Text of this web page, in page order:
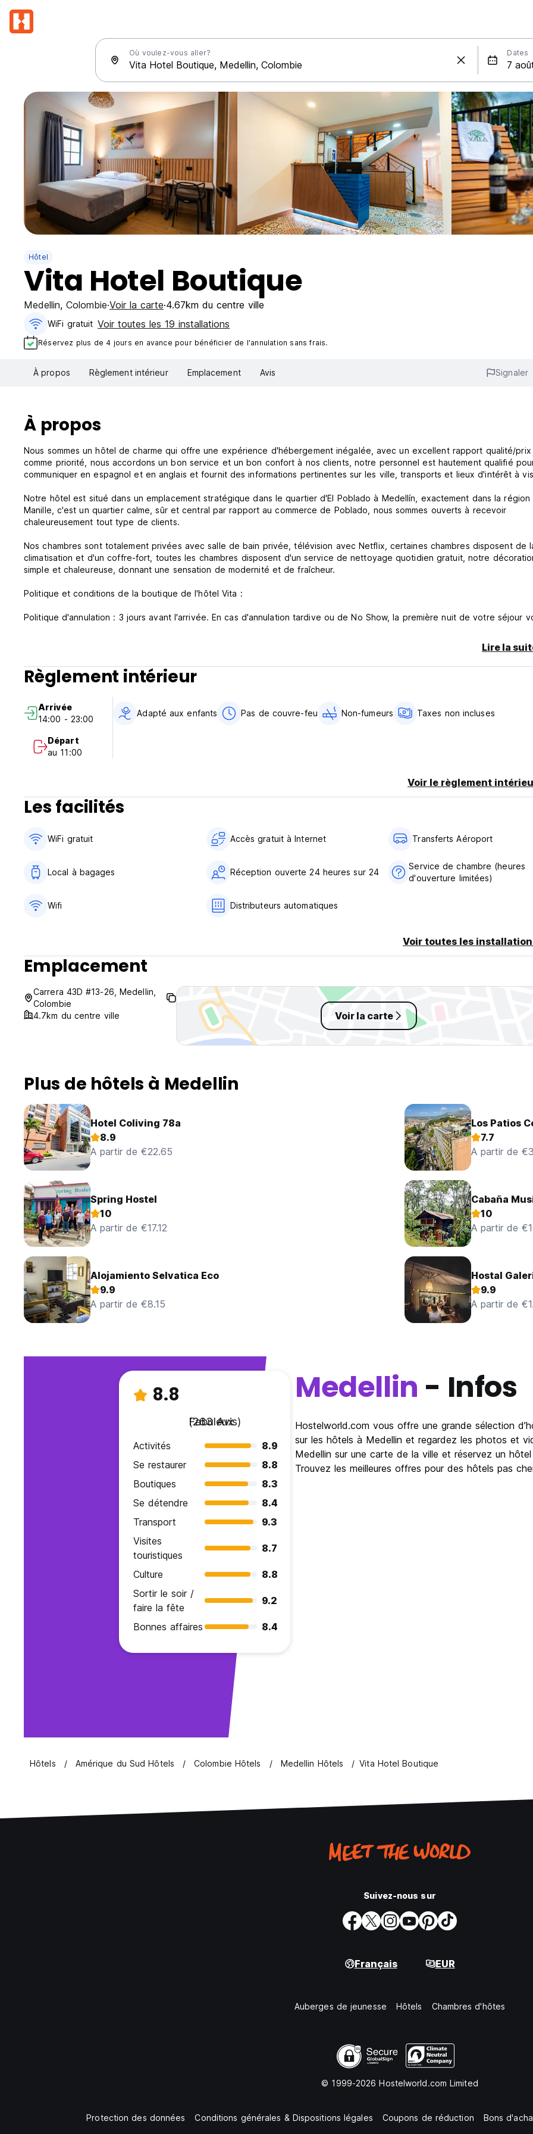
Où voulez-vous aller? Dates
Hôtel
Vita Hotel Boutique
Medellin, Colombie Voir la carte 4.67km du centre ville
WiFi gratuit Voir toutes les 19 installations
Réservez plus de 4 jours en avance pour bénéficier de l'annulation sans frais.
À propos Règlement intérieur Emplacement Avis Signaler
À propos
Nous sommes un hôtel de charme qui offre une expérience d'hébergement inégalée, avec un excellent rapport qualité/
comme priorité, nous accordons un bon service et un bon confort à nos clients, notre personnel est hautement qualifié
communiquer en espagnol et en anglais et fournit des informations pertinentes sur les ville, transports et lieux d'intérêt à
Notre hôtel est situé dans un emplacement stratégique dans le quartier d'El Poblado à Medellín, exactement dans la région
Manille, c'est un quartier calme, sûr et central par rapport au commerce de Poblado, nous sommes ouverts à recevoir
chaleureusement tout type de clients.
Nos chambres sont totalement privées avec salle de bain privée, télévision avec Netflix, certaines chambres disposent de
climatisation et d'un coffre-fort, toutes les chambres disposent d'un service de nettoyage quotidien gratuit, notre
simple et chaleureuse, donnant une sensation de modernité et de fraîcheur.
Politique et conditions de la boutique de l'hôtel Vita :
Politique d'annulation : 3 jours avant l'arrivée. En cas d'annulation tardive ou de No Show, la première nuit de votre séjour
Départ avant 11h00
Paiement à l'arrivée en espèces, carte de crédit et de débit
Petit déjeuner non inclus
Général:
Réception 24h/24.
Pas d'enfants autorisés
Lire la
Règlement intérieur
Arrivée
14:00 - 23:00
Départ
au 11:00
Adapté aux enfants Pas de couvre-feu Non-fumeurs Taxes non incluses
Voir le règlement
Les facilités
WiFi gratuit Accès gratuit à Internet Transferts Aéroport
Local à bagages Réception ouverte 24 heures sur 24
Service de chambre (heures
d'ouverture limitées)
Wifi Distributeurs automatiques
Voir toutes les
Emplacement
Carrera 43D #13-26, Medellin,
Colombie
4.7km du centre ville
Voir la carte
Plus de hôtels à Medellin
Hotel Coliving 78a
8.9
A partir de €22.65
Los Patios
7.7
A partir de
Spring Hostel
10
A partir de €17.12
Cabaña
10
A partir de
Alojamiento Selvatica Eco
9.9
A partir de €8.15
Hostal
9.9
A partir de
8.8
Fabuleux
(263 Avis)
Activités
8.9
Se restaurer
8.8
Boutiques
8.3
Se détendre
8.4
Transport
9.3
Visites
touristiques
8.7
Culture
8.8
Sortir le soir /
faire la fête
9.2
Bonnes affaires 8.4
Medellin - Infos
Hostelworld.com vous offre une grande sélection
sur les hôtels à Medellin et regardez les photos et
Medellin sur une carte de la ville et réservez un
Trouvez les meilleures offres pour des hôtels pas
Hôtels Amérique du Sud Hôtels Colombie Hôtels Medellin Hôtels Vita Hotel Boutique
Suivez-nous sur
Français EUR
Auberges de jeunesse Hôtels Chambres d'hôtes
© 1999-2026 Hostelworld.com Limited
Protection des données Conditions générales & Dispositions légales Coupons de réduction Bons